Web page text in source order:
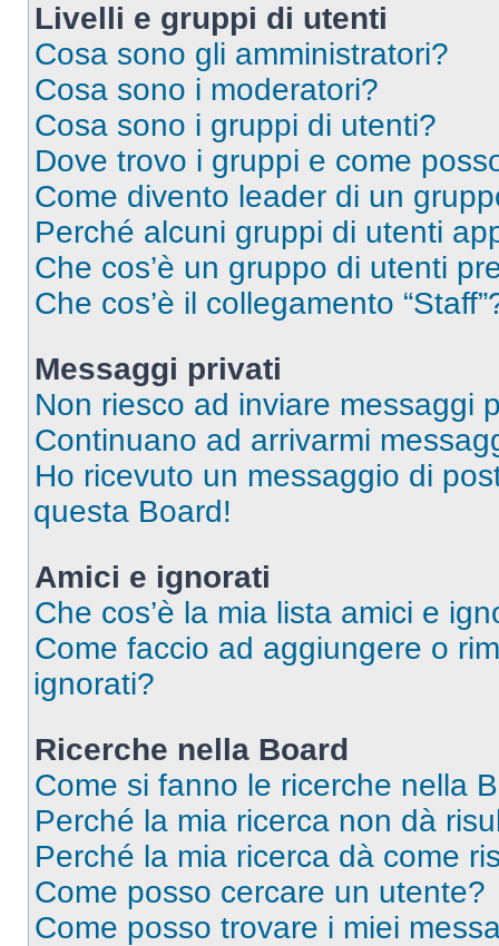
Livelli e gruppi di utenti
Cosa sono gli amministratori?
Cosa sono i moderatori?
Cosa sono i gruppi di utenti?
Dove trovo i gruppi e come
Come divento leader di un
Perché alcuni gruppi di utenti
Che cos’è un gruppo di utenti
Che cos’è il collegamento
Messaggi privati
Non riesco ad inviare messaggi
Continuano ad arrivarmi
Ho ricevuto un messaggio di
questa Board!
Amici e ignorati
Che cos’è la mia lista amici e
Come faccio ad aggiungere o
ignorati?
Ricerche nella Board
Come si fanno le ricerche nella
Perché la mia ricerca non dà
Perché la mia ricerca dà come
Come posso cercare un utente?
Come posso trovare i miei